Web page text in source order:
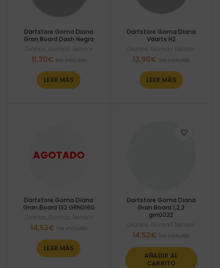
Dartstore Goma Diana
Gran Board Dash Negra
Dianas Gomas Sensor
11,30€ Iva incluido
LEER MÁS
Dartstore Goma Diana
Vdarts H2
Dianas ,Gomas Sensor
13,90€ Iva incluido
LEER MÁS
Dartstore Goma Diana
Gran Board 132 GRN0160
Dianas Gomas Sensor
14,52€ Iva incluido
LEER MÁS
Dartstore Goma Diana
Gran Board 1,2,3
grn0022
Dianas ,Gomas Sensor
14,52€ Iva incluido
AÑADIR AL
CARRITO